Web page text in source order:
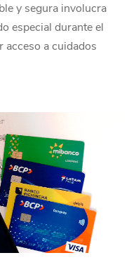
y segura involucra
especial durante el
acceso a cuidados